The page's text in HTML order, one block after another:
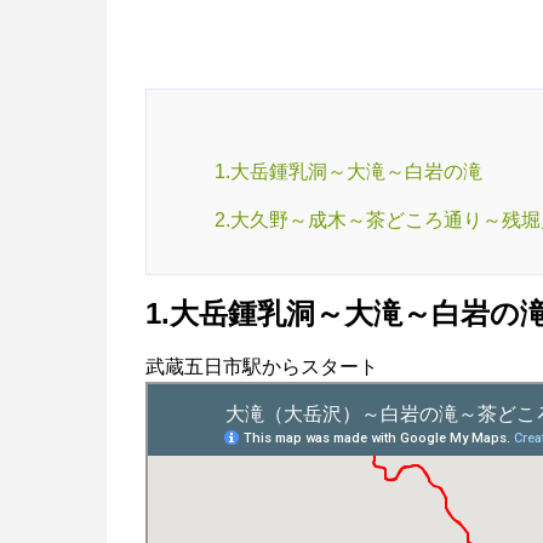
1.大岳鍾乳洞～大滝～白岩の滝
2.大久野～成木～茶どころ通り～残
1.大岳鍾乳洞～大滝～白岩の
武蔵五日市駅からスタート